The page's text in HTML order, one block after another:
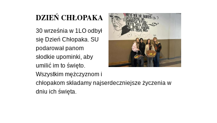
DZIEŃ CHŁOPAKA
30 września w 1LO odbył
się Dzień Chłopaka. SU
podarował panom
słodkie upominki, aby
umilić im to święto.
Wszystkim mężczyznom i
chłopakom składamy najserdeczniejsze życzenia w
dniu ich święta.